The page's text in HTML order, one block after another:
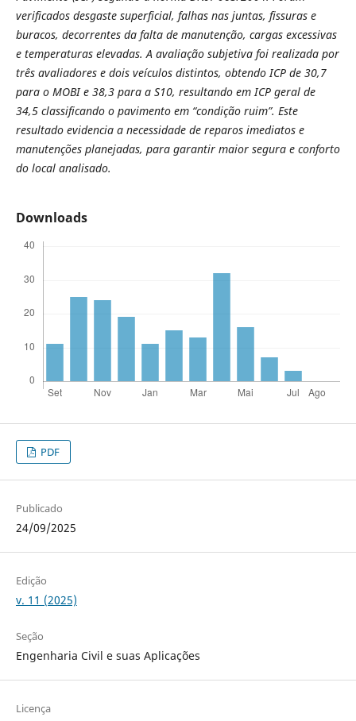
verificados desgaste superficial, falhas nas juntas, fissuras e
buracos, decorrentes da falta de manutenção, cargas excessivas
e temperaturas elevadas. A avaliação subjetiva foi realizada por
três avaliadores e dois veículos distintos, obtendo ICP de 30,7
para o MOBI e 38,3 para a S10, resultando em ICP geral de
34,5 classificando o pavimento em “condição ruim”. Este
resultado evidencia a necessidade de reparos imediatos e
manutenções planejadas, para garantir maior segura e conforto
do local analisado.
Downloads
PDF
Publicado
24/09/2025
Edição
v. 11 (2025)
Seção
Engenharia Civil e suas Aplicações
Licença